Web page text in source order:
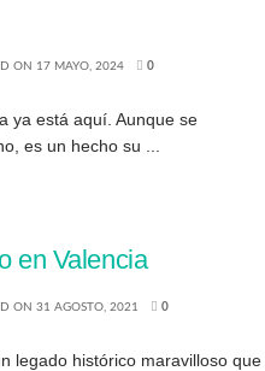
ON 17 MAYO, 2024 0
ya está aquí. Aunque se
es un hecho su ...
en Valencia
ON 31 AGOSTO, 2021 0
legado histórico maravilloso que